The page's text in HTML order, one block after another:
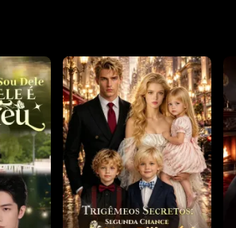
que ele era o pai. Então, ele